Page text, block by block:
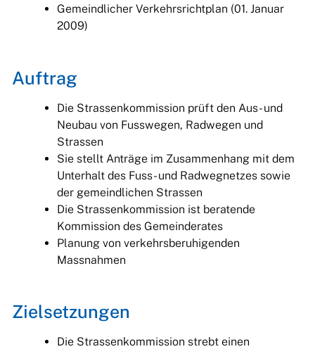
Gemeindlicher Verkehrsrichtplan (01. Januar
2009)
Auftrag
Die Strassenkommission prüft den Aus- und
Neubau von Fusswegen, Radwegen und
Strassen
Sie stellt Anträge im Zusammenhang mit dem
Unterhalt des Fuss- und Radwegnetzes sowie
der gemeindlichen Strassen
Die Strassenkommission ist beratende
Kommission des Gemeinderates
Planung von verkehrsberuhigenden
Massnahmen
Zielsetzungen
Die Strassenkommission strebt einen